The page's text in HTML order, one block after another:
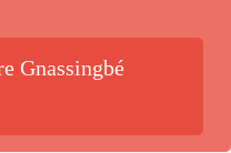
Gnassingbé